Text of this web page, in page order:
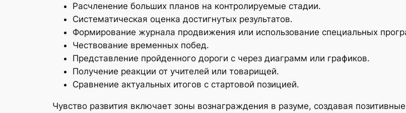
Расчленение больших планов на контролируемые стадии.
Систематическая оценка достигнутых результатов.
Формирование журнала продвижения или использование специальных
Чествование временных побед.
Представление пройденного дороги с через диаграмм или графиков.
Получение реакции от учителей или товарищей.
Сравнение актуальных итогов с стартовой позицией.
Чувство развития включает зоны вознаграждения в разуме, создавая